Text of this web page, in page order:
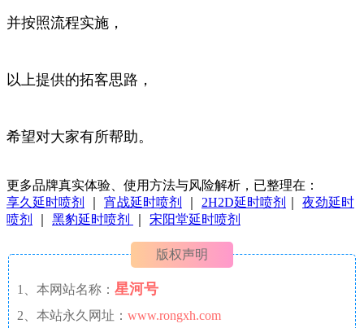
并按照流程实施，
以上提供的拓客思路，
希望对大家有所帮助。
更多品牌真实体验、使用方法与风险解析，已整理在：
享久延时喷剂
宵战延时喷剂 2H2D延时喷剂
夜劲延时
喷剂
黑豹延时喷剂 宋阳堂延时喷剂
版权声明
1、本网站名称： 星河号
2、本站永久网址： www.rongxh.com